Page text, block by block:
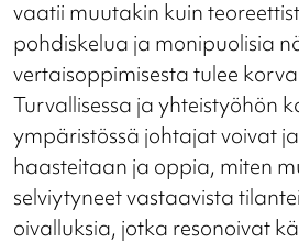
vaatii muutakin kuin
pohdiskelua ja monipuolisia
vertaisoppimisesta tulee
Turvallisessa ja yhteistyöhön
ympäristössä johtajat voivat
haasteitaan ja oppia, miten
selviytyneet vastaavista
oivalluksia, jotka resonoivat